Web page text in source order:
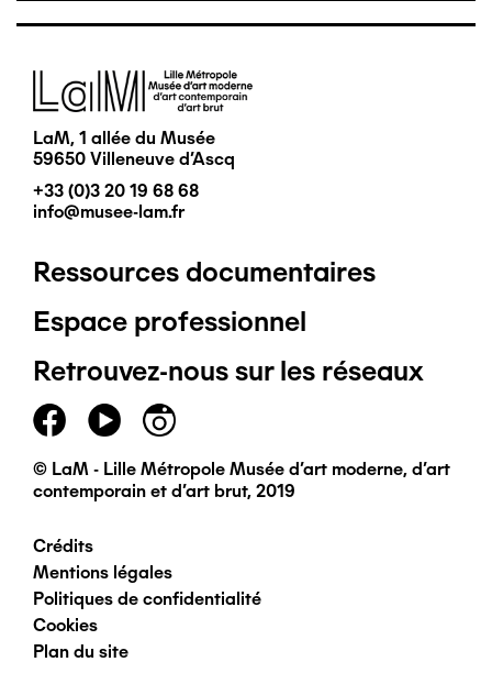
Image
LaM, 1 allée du Musée
59650 Villeneuve d'Ascq
+33 (0)3 20 19 68 68
info@musee-lam.fr
Pied
de
page
principal
Ressources documentaires
Espace professionnel
Retrouvez-nous sur les réseaux
© LaM - Lille Métropole Musée d'art moderne, d'art
contemporain et d'art brut, 2019
Pied
de
page
Crédits
Mentions légales
Politiques de confidentialité
Cookies
Plan du site